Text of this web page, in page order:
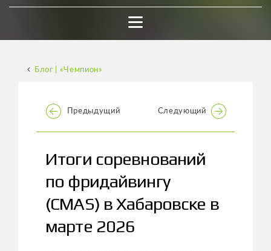
Блог | «Чемпион»
Предыдущий Следующий
Итоги соревнований
по фридайвингу
(CMAS) в Хабаровске в
марте 2026